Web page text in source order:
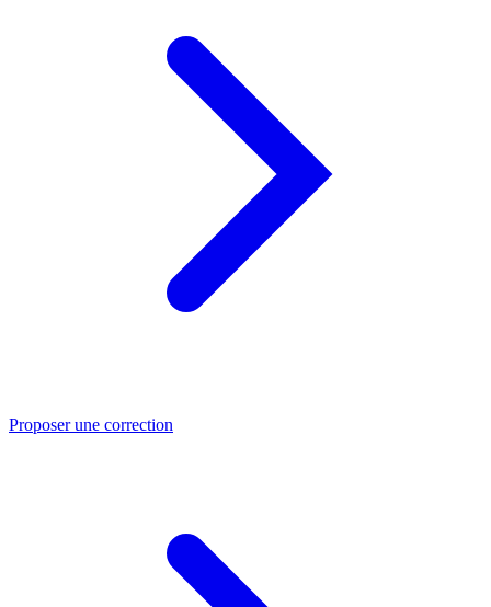
Proposer une correction